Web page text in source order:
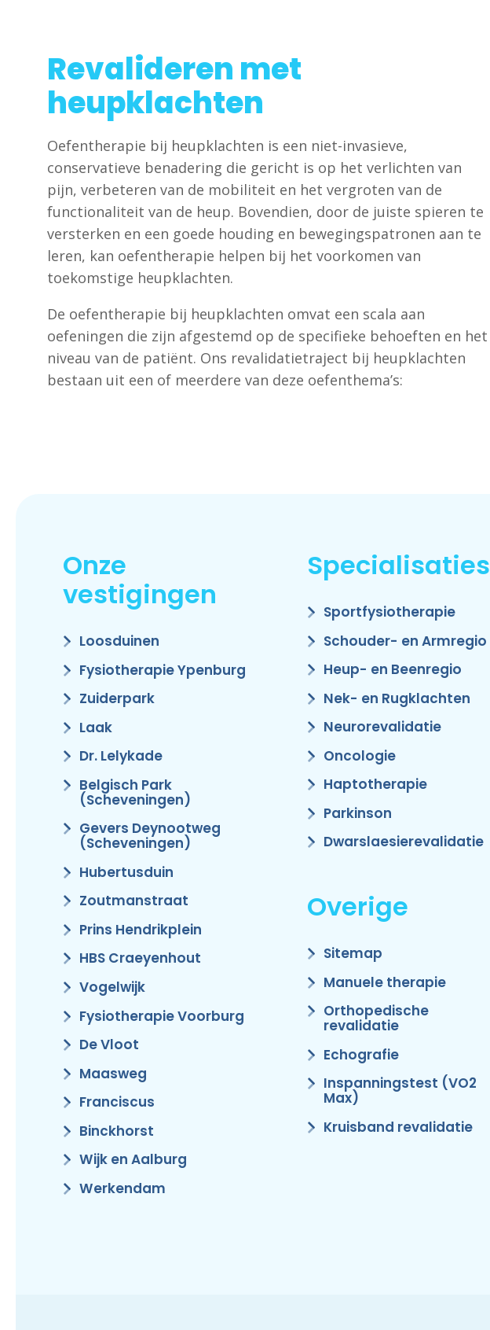
Revalideren met
heupklachten
Oefentherapie bij heupklachten is een niet-invasieve,
conservatieve benadering die gericht is op het verlichten van
pijn, verbeteren van de mobiliteit en het vergroten van de
functionaliteit van de heup. Bovendien, door de juiste spieren te
versterken en een goede houding en bewegingspatronen aan te
leren, kan oefentherapie helpen bij het voorkomen van
toekomstige heupklachten.
De oefentherapie bij heupklachten omvat een scala aan
oefeningen die zijn afgestemd op de specifieke behoeften en het
niveau van de patiënt. Ons revalidatietraject bij heupklachten
bestaan uit een of meerdere van deze oefenthema’s:
Onze
vestigingen
Loosduinen
Fysiotherapie Ypenburg
Zuiderpark
Laak
Dr. Lelykade
Belgisch Park
(Scheveningen)
Gevers Deynootweg
(Scheveningen)
Hubertusduin
Zoutmanstraat
Prins Hendrikplein
HBS Craeyenhout
Vogelwijk
Fysiotherapie Voorburg
De Vloot
Maasweg
Franciscus
Binckhorst
Wijk en Aalburg
Werkendam
Specialisaties
Sportfysiotherapie
Schouder- en Armregio
Heup- en Beenregio
Nek- en Rugklachten
Neurorevalidatie
Oncologie
Haptotherapie
Parkinson
Dwarslaesierevalidatie
Overige
Sitemap
Manuele therapie
Orthopedische
revalidatie
Echografie
Inspanningstest (VO2
Max)
Kruisband revalidatie